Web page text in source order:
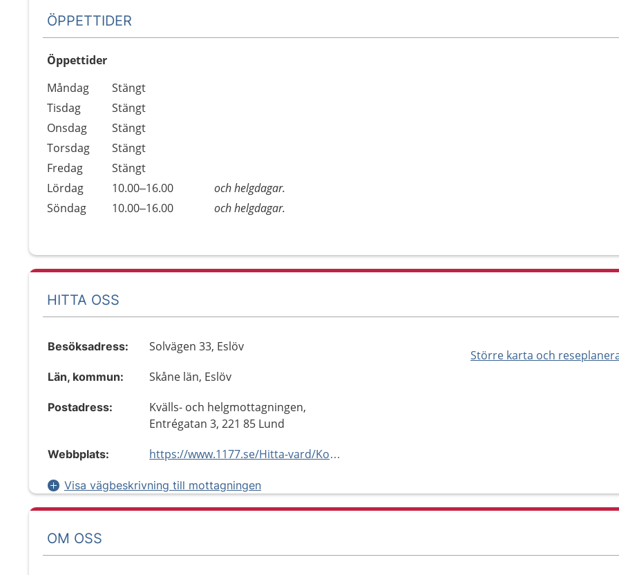
ÖPPETTIDER
Öppettider
Dag
Öppettider
Kommentarer
Måndag
Stängt
Tisdag
Stängt
Onsdag
Stängt
Torsdag
Stängt
Fredag
Stängt
Lördag
10.00–16.00
och helgdagar.
Söndag
10.00–16.00 och helgdagar.
HITTA OSS
Större karta och
Besöksadress: Solvägen 33, Eslöv
Län, kommun: Skåne län, Eslöv
Postadress:
Kvälls- och helgmottagningen,
Entrégatan 3, 221 85 Lund
Webbplats: https://www.1177.se/Hitta-vard/Kontakt/?hsaid=SE162321000255-O11745
Visa vägbeskrivning till mottagningen
OM OSS